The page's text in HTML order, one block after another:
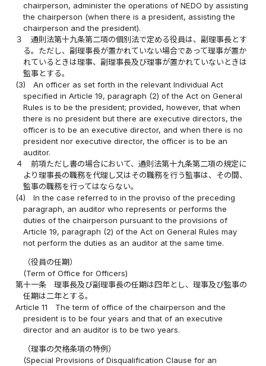
chairperson, administer the operations of NEDO by assisting
the chairperson (when there is a president, assisting the
chairperson and the president).
３
通則法第十九条第二項の個別法で定める役員は、副理事長とす
る。ただし、副理事長が置かれていない場合であって理事が置か
れているときは理事、副理事長及び理事が置かれていないときは
監事とする。
(3)
An officer as set forth in the relevant Individual Act
specified in Article 19, paragraph (2) of the Act on General
Rules is to be the president; provided, however, that when
there is no president but there are executive directors, the
officer is to be an executive director, and when there is no
president nor executive director, the officer is to be an
auditor.
４
前項ただし書の場合において、通則法第十九条第二項の規定に
より理事長の職務を代理し又はその職務を行う監事は、その間、
監事の職務を行ってはならない。
(4)
In the case referred to in the proviso of the preceding
paragraph, an auditor who represents or performs the
duties of the chairperson pursuant to the provisions of
Article 19, paragraph (2) of the Act on General Rules may
not perform the duties as an auditor at the same time.
（役員の任期）
(Term of Office for Officers)
第十一条
理事長及び副理事長の任期は四年とし、理事及び監事の
任期は二年とする。
Article 11
The term of office of the chairperson and the
president is to be four years and that of an executive
director and an auditor is to be two years.
（理事の欠格条項の特例）
(Special Provisions of Disqualification Clause for an